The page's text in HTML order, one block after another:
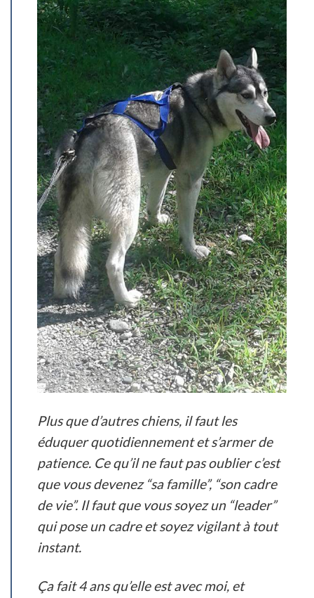
Plus que d’autres chiens, il faut les
éduquer quotidiennement et s’armer de
patience. Ce qu’il ne faut pas oublier c’est
que vous devenez “sa famille”, “son cadre
de vie”. Il faut que vous soyez un “leader”
qui pose un cadre et soyez vigilant à tout
instant.
Ça fait 4 ans qu’elle est avec moi, et